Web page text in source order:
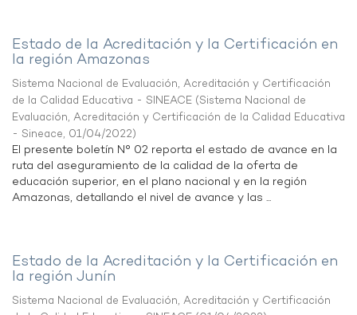
Estado de la Acreditación y la Certificación en
la región Amazonas
Sistema Nacional de Evaluación, Acreditación y Certificación
de la Calidad Educativa - SINEACE (Sistema Nacional de
Evaluación, Acreditación y Certificación de la Calidad Educativa
- Sineace, 01/04/2022)
El presente boletín N° 02 reporta el estado de avance en la
ruta del aseguramiento de la calidad de la oferta de
educación superior, en el plano nacional y en la región
Amazonas, detallando el nivel de avance y las ...
Estado de la Acreditación y la Certificación en
la región Junín
Sistema Nacional de Evaluación, Acreditación y Certificación